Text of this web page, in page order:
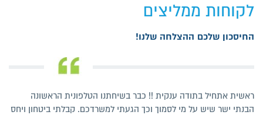
לקוחות ממליצים
החיסכון שלכם ההצלחה שלנו!
ראשית אתחיל בתודה ענקית !! כבר בשיחתנו הטלפונית הראשונה
הבנתי ישר שיש על מי לסמוך וכך הגעתי למשרדכם. קבלתי ביטחון ויחס